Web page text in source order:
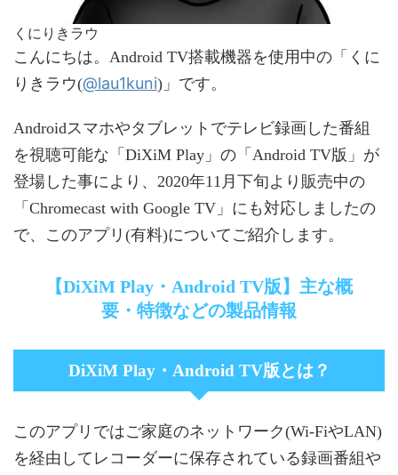
くにりきラウ
こんにちは。Android TV搭載機器を使用中の「くに
りきラウ(@lau1kuni)」です。
Androidスマホやタブレットでテレビ録画した番組
を視聴可能な「DiXiM Play」の「Android TV版」が
登場した事により、2020年11月下旬より販売中の
「Chromecast with Google TV」にも対応しましたの
で、このアプリ(有料)についてご紹介します。
【DiXiM Play・Android TV版】主な概
要・特徴などの製品情報
DiXiM Play・Android TV版とは？
このアプリではご家庭のネットワーク(Wi-FiやLAN)
を経由してレコーダーに保存されている録画番組や